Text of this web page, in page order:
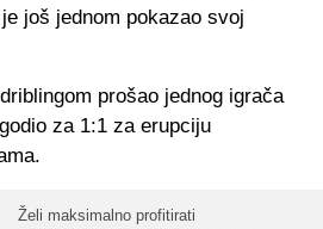
još jednom pokazao svoj
prošao jednog igrača
za 1:1 za erupciju
Želi maksimalno profitirati